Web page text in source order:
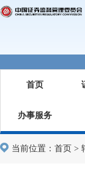
首页
办事服务
当前位置： 首页 >